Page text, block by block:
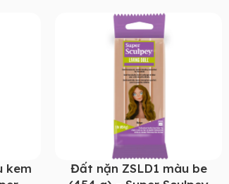
kem
Đất nặn ZSLD1 màu be